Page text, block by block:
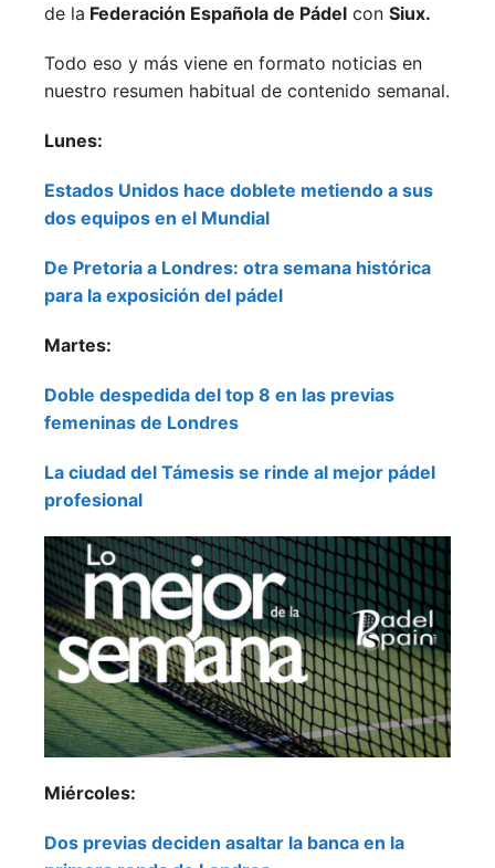
de la Federación Española de Pádel con Siux.
Todo eso y más viene en formato noticias en
nuestro resumen habitual de contenido semanal.
Lunes:
Estados Unidos hace doblete metiendo a sus
dos equipos en el Mundial
De Pretoria a Londres: otra semana histórica
para la exposición del pádel
Martes:
Doble despedida del top 8 en las previas
femeninas de Londres
La ciudad del Támesis se rinde al mejor pádel
profesional
Miércoles:
Dos previas deciden asaltar la banca en la